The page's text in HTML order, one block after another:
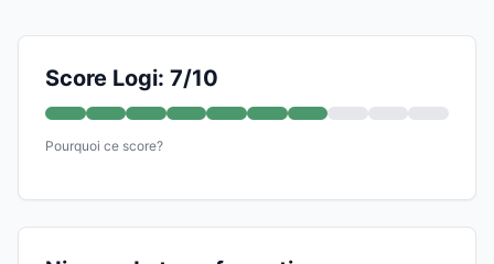
Score Logi: 7/10
Pourquoi ce score?